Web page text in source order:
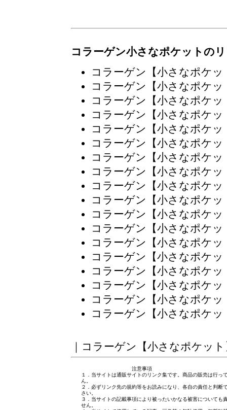
コラーゲン小さなポケットの
コラーゲン【小さなポケ
コラーゲン【小さなポケ
コラーゲン【小さなポケ
コラーゲン【小さなポケ
コラーゲン【小さなポケ
コラーゲン【小さなポケ
コラーゲン【小さなポケ
コラーゲン【小さなポケ
コラーゲン【小さなポケ
コラーゲン【小さなポケ
コラーゲン【小さなポケ
コラーゲン【小さなポケ
コラーゲン【小さなポケ
コラーゲン【小さなポケ
コラーゲン【小さなポケ
コラーゲン【小さなポケ
コラーゲン【小さなポケ
コラーゲン【小さなポケ
｜ コラーゲン【小さなポケット
注意事項
１．当サイトは通販サイトのリンク集です。商品の販売は行っ
ん。
２．必ずリンク先の規約等をお読みになり、各自の責任と判断
さい。
３．当サイトの記載事項により被ったいかなる被害についても
せん。